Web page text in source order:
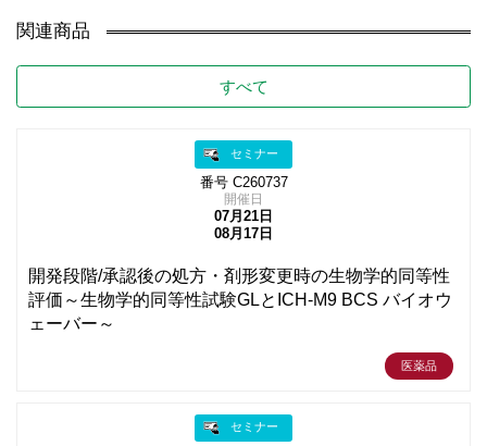
関連商品
すべて
セミナー
番号 C260737
開催日
07月21日
08月17日
開発段階/承認後の処方・剤形変更時の生物学的同等性
評価～生物学的同等性試験GLとICH-M9 BCS バイオウ
ェーバー～
医薬品
セミナー